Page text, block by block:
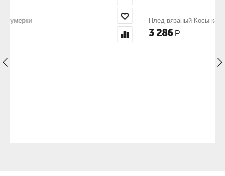
Плед вязаный Косы капучино